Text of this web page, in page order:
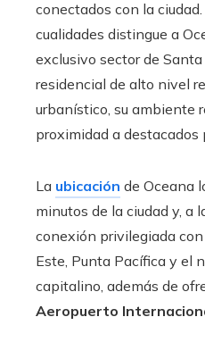
conectados con la
cualidades distingue a
exclusivo sector de
residencial de alto nivel
urbanístico, su ambiente
proximidad a destacados
La ubicación de Oceana
minutos de la ciudad y, a
conexión privilegiada
Este, Punta Pacífica y el
capitalino, además de
Aeropuerto